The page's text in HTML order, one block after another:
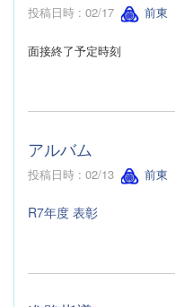
投稿日時 : 02/17 前東
面接終了予定時刻
アルバム
投稿日時 : 02/13 前東
R7年度 表彰